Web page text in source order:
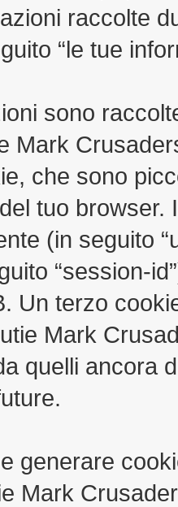
raccolte
“le tue
sono
Mark
che sono
tuo
(in seguito
“session-
Un terzo
Mark
quelli ancora
generare
Mark